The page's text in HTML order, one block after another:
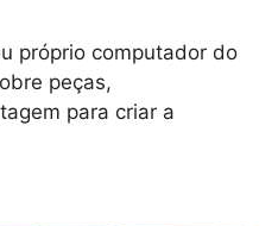
próprio computador do
peças,
para criar a